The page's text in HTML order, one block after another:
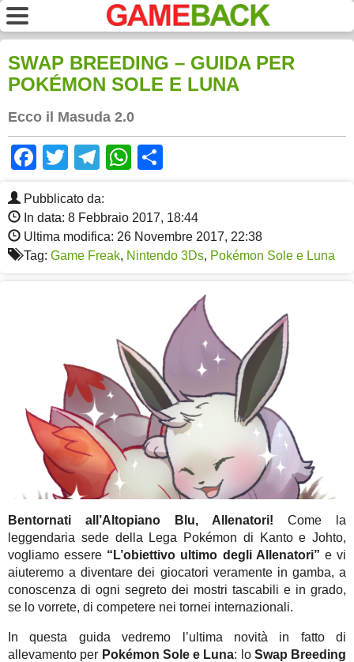
SWAP BREEDING – GUIDA PER
POKÉMON SOLE E LUNA
Ecco il Masuda 2.0
Facebook
TwitterTelegram
WhatsApp
Pubblicato da:
In data: 8 Febbraio 2017, 18:44
Ultima modifica: 26 Novembre 2017, 22:38
Tag: Game Freak, Nintendo 3Ds, Pokémon Sole e Luna
Bentornati all’Altopiano Blu, Allenatori! Come la
leggendaria sede della Lega Pokémon di Kanto e Johto,
vogliamo essere “L’obiettivo ultimo degli Allenatori” e vi
aiuteremo a diventare dei giocatori veramente in gamba, a
conoscenza di ogni segreto dei mostri tascabili e in grado,
se lo vorrete, di competere nei tornei internazionali.
In questa guida vedremo l’ultima novità in fatto di
allevamento per Pokémon Sole e Luna: lo Swap Breeding